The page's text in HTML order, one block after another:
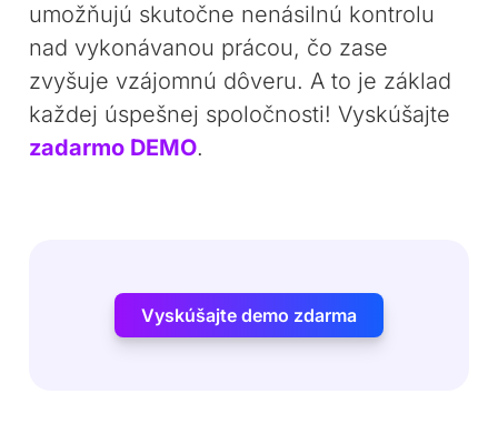
umožňujú skutočne nenásilnú kontrolu
nad vykonávanou prácou, čo zase
zvyšuje vzájomnú dôveru. A to je základ
každej úspešnej spoločnosti! Vyskúšajte
zadarmo DEMO.
Vyskúšajte demo zdarma